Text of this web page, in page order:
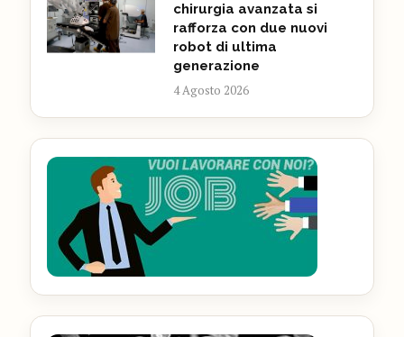
chirurgia avanzata si
rafforza con due nuovi
robot di ultima
generazione
4 Agosto 2026